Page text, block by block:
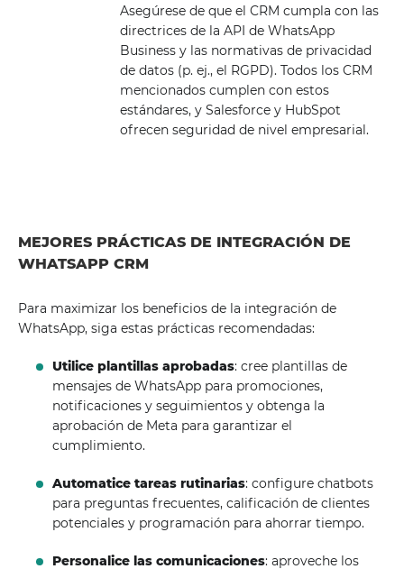
Asegúrese de que el CRM cumpla con las
directrices de la API de WhatsApp
Business y las normativas de privacidad
de datos (p. ej., el RGPD). Todos los CRM
mencionados cumplen con estos
estándares, y Salesforce y HubSpot
ofrecen seguridad de nivel empresarial.
MEJORES PRÁCTICAS DE INTEGRACIÓN DE
WHATSAPP CRM
Para maximizar los beneficios de la integración de
WhatsApp, siga estas prácticas recomendadas:
Utilice plantillas aprobadas: cree plantillas de
mensajes de WhatsApp para promociones,
notificaciones y seguimientos y obtenga la
aprobación de Meta para garantizar el
cumplimiento.
Automatice tareas rutinarias: configure chatbots
para preguntas frecuentes, calificación de clientes
potenciales y programación para ahorrar tiempo.
Personalice las comunicaciones: aproveche los